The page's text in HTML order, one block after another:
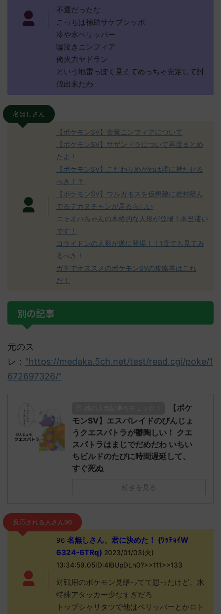
不運だったな
こっちは補助サケブシッポ
冷や水ペリッパー
嘘泣きニンフィア
俺火力ヤドラン
という地雷っぽく見えてめっちゃ安定して討
伐出来たわ
名無しさん
【ポケモンSV】金策ニンフィアについて
【ポケモンSV】サザンドラについて再度まとめ
たよ！
【ポケモンSV】こだわりめがねは誰に持たせる
べき！？
【ポケモンSV】ウルガモスを仮想敵に岩封積ん
でるデカヌチャンが居るらしい
ニャオハちゃんの本格的な人形が登場！本当凄い
です！
コライドンの人形が遂に登場！！1度でも見てみ
るべき！
ガチでオススメのポケモンSVの攻略本はこれ
だ！
別の記事
元のス
レ： "https://medaka.5ch.net/test/read.cgi/poke/1
672697326/"
【ポケ
モンSV】エスバレイドのびんじょ
うクエスパトラが鬱陶しい！ クエ
スパトラはまじでだめだわ いちい
ちビルドのたびに時間遅延して、
すぐ死ぬ
続きを見る
反応される人さん96
96 名無しさん、君に決めた！ (ﾜｯﾁｮｲW
6324-6TRq) 2023/01/03(火)
13:34:59.05ID:4lBUpDLn0?>>111>>133
対戦用のポケモン見繕ってて思ったけど、水
特殊アタッカー少なすぎだろ
トップシャリタツで他はペリッパーとかロト